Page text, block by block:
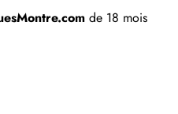
de 18 mois